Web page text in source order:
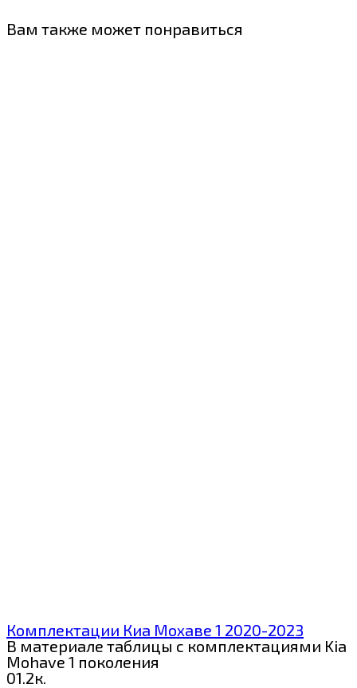
Вам также может понравиться
Комплектации Киа Мохаве 1 2020-2023
В материале таблицы с комплектациями Kia
Mohave 1 поколения
01.2к.